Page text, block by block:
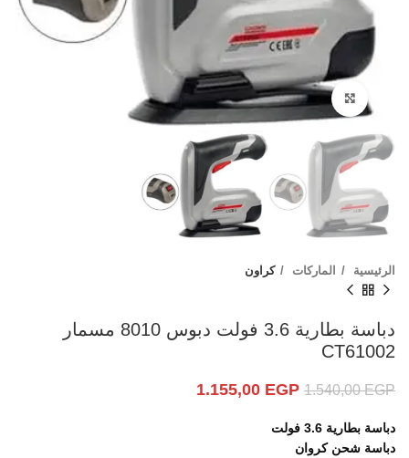
Click to enlarge
الرئيسية الماركات كراون
دباسة بطارية 3.6 فولت دبوس 8010 مسمار
CT61002
1.540,00EGP
1.155,00 EGP
دباسة بطارية 3.6 فولت
دباسة شحن كروان